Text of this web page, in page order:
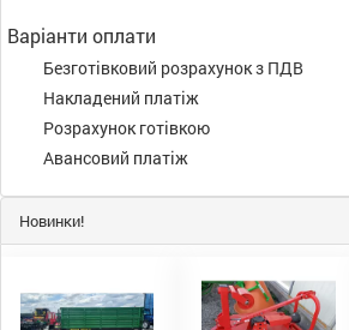
Варіанти оплати
Безготівковий розрахунок з ПДВ
Накладений платіж
Розрахунок готівкою
Авансовий платіж
Новинки!